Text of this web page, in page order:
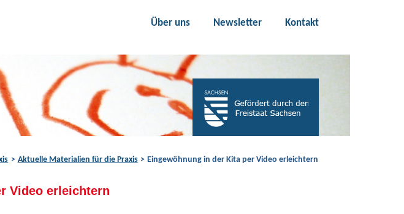
Über uns
Newsletter Kontakt
Aktuelle Materialien für die Praxis Eingewöhnung in der Kita per Video erleichtern
Video erleichtern